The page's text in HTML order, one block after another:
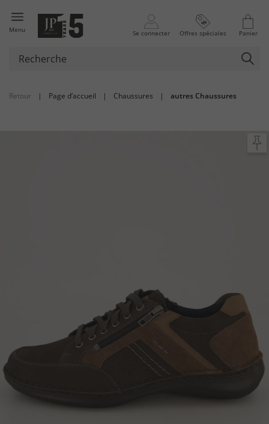
Menu Se connecter Offres spéciales Panier
Retour | Page d’accueil | Chaussures | autres Chaussures